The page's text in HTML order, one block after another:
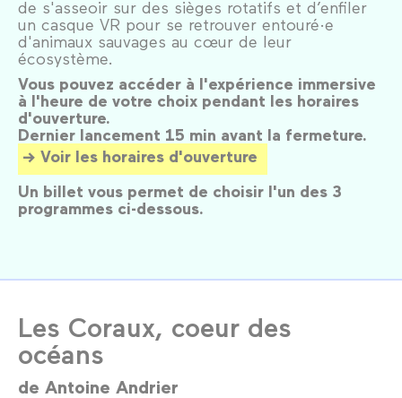
de s'asseoir sur des sièges rotatifs et d’enfiler
un casque VR pour se retrouver entouré·e
d'animaux sauvages au cœur de leur
écosystème.
Vous pouvez accéder à l'expérience immersive
à l'heure de votre choix pendant les horaires
d'ouverture.
Dernier lancement 15 min avant la fermeture.
Voir les horaires d'ouverture
Un billet vous permet de choisir l'un des 3
programmes ci-dessous.
Les Coraux, coeur des
océans
de Antoine Andrier